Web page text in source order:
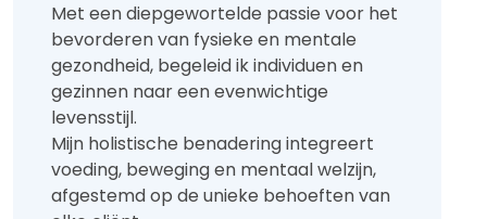
Met een diepgewortelde passie voor het
bevorderen van fysieke en mentale
gezondheid, begeleid ik individuen en
gezinnen naar een evenwichtige
levensstijl.
Mijn holistische benadering integreert
voeding, beweging en mentaal welzijn,
afgestemd op de unieke behoeften van